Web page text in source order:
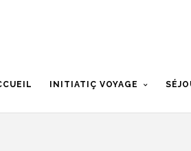
INITIATIÇ VOYAGE